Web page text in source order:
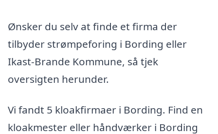
Ønsker du selv at finde et firma der
tilbyder strømpeforing i Bording eller
Ikast-Brande Kommune, så tjek
oversigten herunder.
Vi fandt 5 kloakfirmaer i Bording. Find en
kloakmester eller håndværker i Bording